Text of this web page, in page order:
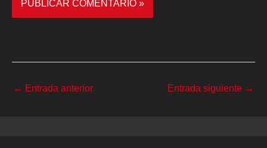
← Entrada anterior Entrada siguiente →